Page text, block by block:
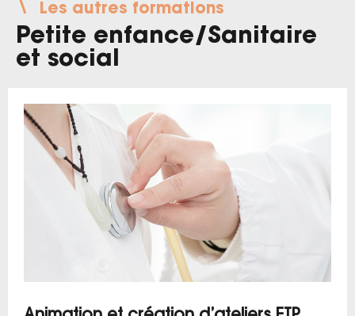
Les autres formations
Petite enfance/Sanitaire
et social